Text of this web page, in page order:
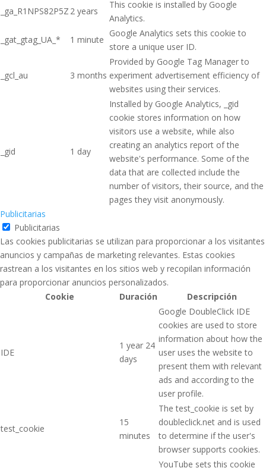
_ga_R1NPS82P5Z 2 years
This cookie is installed by Google
Analytics.
_gat_gtag_UA_*
1 minute
Google Analytics sets this cookie to
store a unique user ID.
_gcl_au 3 months
Provided by Google Tag Manager to
experiment advertisement efficiency of
websites using their services.
_gid 1 day
Installed by Google Analytics, _gid
cookie stores information on how
visitors use a website, while also
creating an analytics report of the
website's performance. Some of the
data that are collected include the
number of visitors, their source, and the
pages they visit anonymously.
Publicitarias
Publicitarias
Las cookies publicitarias se utilizan para proporcionar a los visitantes
anuncios y campañas de marketing relevantes. Estas cookies
rastrean a los visitantes en los sitios web y recopilan información
para proporcionar anuncios personalizados.
Cookie
Duración Descripción
IDE
1 year 24
days
Google DoubleClick IDE
cookies are used to store
information about how the
user uses the website to
present them with relevant
ads and according to the
user profile.
test_cookie
15
minutes
The test_cookie is set by
doubleclick.net and is used
to determine if the user's
browser supports cookies.
YouTube sets this cookie